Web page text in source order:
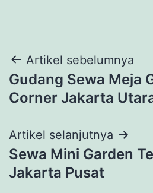
Navigasi
pos
Artikel sebelumnya
Gudang Sewa Meja
Corner Jakarta
Artikel selanjutnya
Sewa Mini Garden
Jakarta Pusat